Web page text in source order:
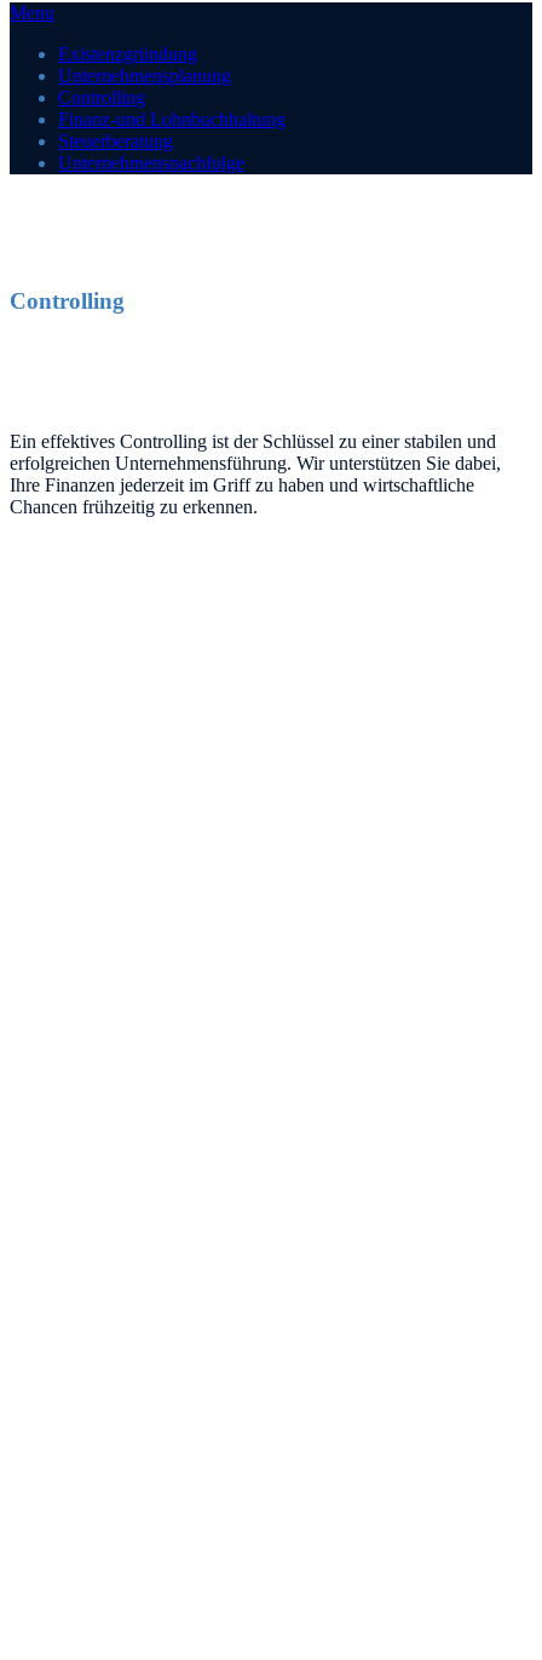
Menu
Existenzgründung
Unternehmensplanung
Controlling
Finanz-und Lohnbuchhaltung
Steuerberatung
Unternehmensnachfolge
Controlling
Ein effektives Controlling ist der Schlüssel zu einer stabilen und
erfolgreichen Unternehmensführung. Wir unterstützen Sie dabei,
Ihre Finanzen jederzeit im Griff zu haben und wirtschaftliche
Chancen frühzeitig zu erkennen.